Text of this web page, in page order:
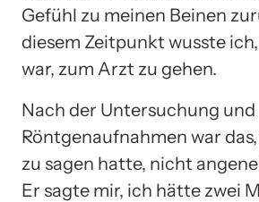
Gefühl zu meinen Beinen
diesem Zeitpunkt wusste ich,
war, zum Arzt zu gehen.
Nach der Untersuchung und
Röntgenaufnahmen war
zu sagen hatte, nicht
Er sagte mir, ich hätte zwei